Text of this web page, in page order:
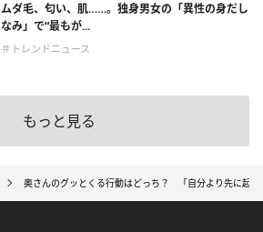
ムダ毛、匂い、肌……。独身男女の「異性の身だし
なみ」で“最もが...
＃トレンドニュース
もっと見る
奥さんのグッとくる行動はどっち？ 「自分より先に起